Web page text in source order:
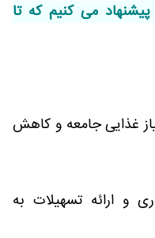
می کنیم که تا
غذایی جامعه و کاهش
و ارائه تسهیلات به